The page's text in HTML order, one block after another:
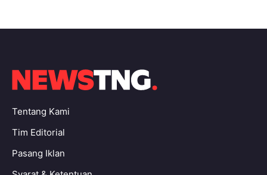
Tentang Kami
Tim Editorial
Pasang Iklan